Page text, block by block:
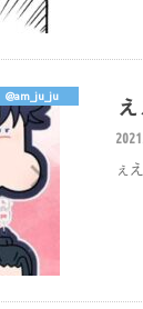
@am_ju_ju
ぇ